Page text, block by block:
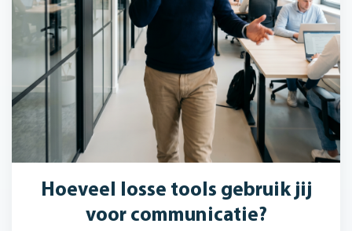
Hoeveel losse tools gebruik jij
voor communicatie?